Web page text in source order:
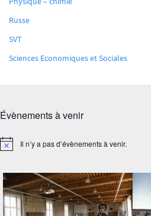
Russe
SVT
Sciences Economiques et Sociales
Évènements à venir
Notice Il n’y a pas d’évènements à venir.